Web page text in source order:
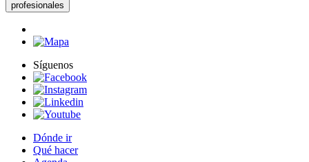
profesionales
Síguenos
Dónde ir
Qué hacer